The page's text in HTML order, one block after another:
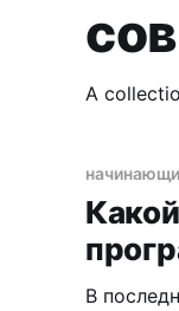
A
В